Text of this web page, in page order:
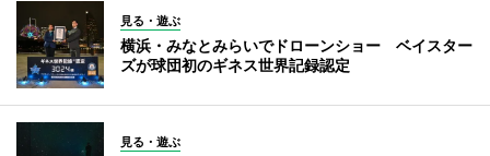
見る・遊ぶ
横浜・みなとみらいでドローンショー ベイスター
ズが球団初のギネス世界記録認定
見る・遊ぶ